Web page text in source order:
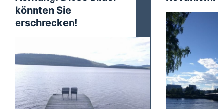
Besuch
bei
könnten Sie
erschrecken!